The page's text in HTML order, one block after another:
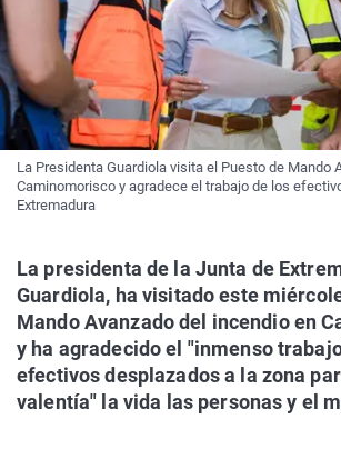
La Presidenta Guardiola visita el Puesto de Mando
Caminomorisco y agradece el trabajo de los
Extremadura
La presidenta de la Junta de
Guardiola, ha visitado este
Mando Avanzado del incendio en
y ha agradecido el "inmenso
efectivos desplazados a la zona
valentía" la vida las personas y el